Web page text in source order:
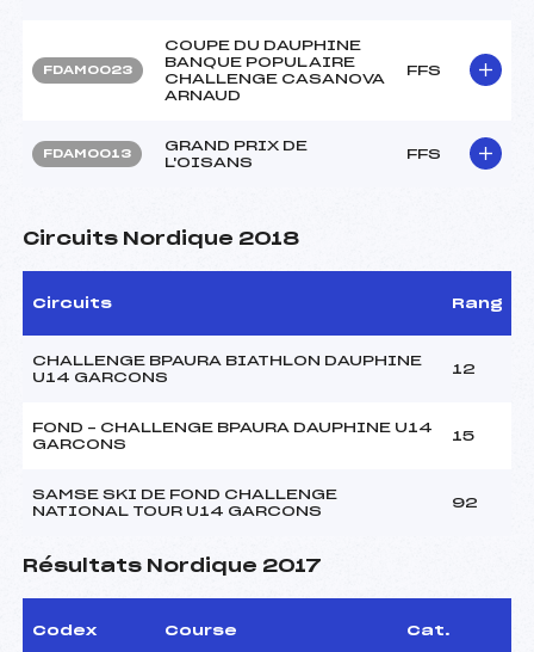
FDAM0023
COUPE DU DAUPHINE
BANQUE POPULAIRE
CHALLENGE CASANOVA
ARNAUD
FFS
FDAM0013
GRAND PRIX DE
L'OISANS
FFS
Circuits Nordique 2018
Circuits Rang
CHALLENGE BPAURA BIATHLON DAUPHINE
U14 GARCONS
12
FOND – CHALLENGE BPAURA DAUPHINE U14
GARCONS
15
SAMSE SKI DE FOND CHALLENGE
NATIONAL TOUR U14 GARCONS
92
Résultats Nordique 2017
Codex Course Cat.